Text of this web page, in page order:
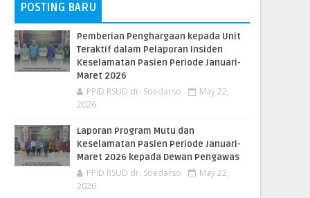
POSTING BARU
Pemberian Penghargaan kepada Unit
Teraktif dalam Pelaporan Insiden
Keselamatan Pasien Periode Januari-
Maret 2026
PPID RSUD dr. Soedarso
May 22,
2026
Laporan Program Mutu dan
Keselamatan Pasien Periode Januari-
Maret 2026 kepada Dewan Pengawas
PPID RSUD dr. Soedarso
May 22,
2026